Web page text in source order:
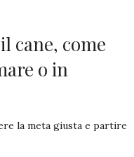
cane, come
o in
la meta giusta e partire